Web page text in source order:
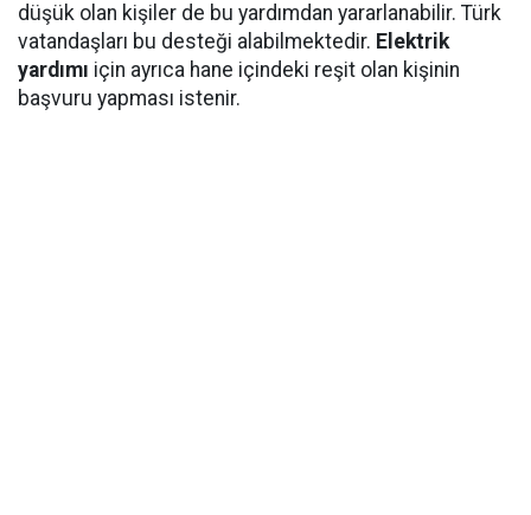
düşük olan kişiler de bu yardımdan yararlanabilir. Türk
vatandaşları bu desteği alabilmektedir. Elektrik
yardımı için ayrıca hane içindeki reşit olan kişinin
başvuru yapması istenir.